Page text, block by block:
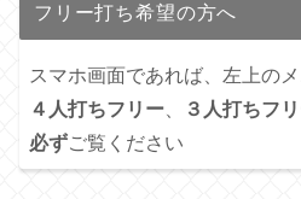
フリー打ち希望の方へ
スマホ画面であれば、左上の
４人打ちフリー
３人打ちフ
必ずご覧ください